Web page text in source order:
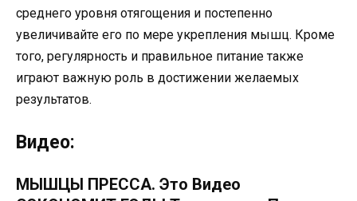
среднего уровня отягощения и постепенно
увеличивайте его по мере укрепления мышц. Кроме
того, регулярность и правильное питание также
играют важную роль в достижении желаемых
результатов.
Видео:
МЫШЦЫ ПРЕССА. Это Видео